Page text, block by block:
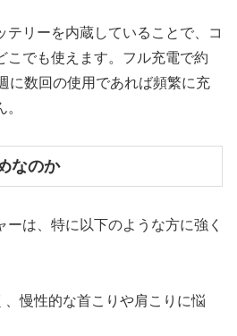
テリーを内蔵していることで、コ
こでも使えます。フル充電で約
に数回の使用であれば頻繁に充
なのか
ーは、特に以下のような方に強く
、慢性的な首こりや肩こりに悩